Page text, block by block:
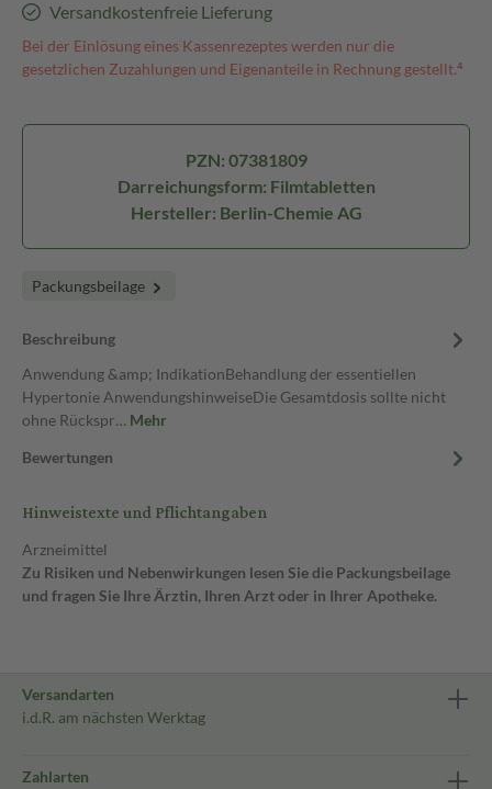
Versandkostenfreie Lieferung
Bei der Einlösung eines Kassenrezeptes werden nur die
gesetzlichen Zuzahlungen und Eigenanteile in Rechnung gestellt.⁴
PZN: 07381809
Darreichungsform: Filmtabletten
Hersteller: Berlin-Chemie AG
Packungsbeilage
Beschreibung
Anwendung &amp; IndikationBehandlung der essentiellen
Hypertonie AnwendungshinweiseDie Gesamtdosis sollte nicht
ohne Rückspr… Mehr
Bewertungen
Hinweistexte und Pflichtangaben
Arzneimittel
Zu Risiken und Nebenwirkungen lesen Sie die Packungsbeilage
und fragen Sie Ihre Ärztin, Ihren Arzt oder in Ihrer Apotheke.
Versandarten
i.d.R. am nächsten Werktag
Zahlarten